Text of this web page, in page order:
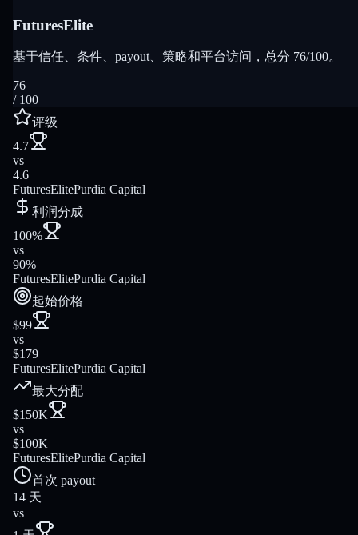
FuturesElite
基于信任、条件、payout、策略和平台访问，总分 76/100。
76
/ 100
评级
4.7
vs
4.6
FuturesElitePurdia Capital
利润分成
100%
vs
90%
FuturesElitePurdia Capital
起始价格
$99
vs
$179
FuturesElitePurdia Capital
最大分配
$150K
vs
$100K
FuturesElitePurdia Capital
首次 payout
14 天
vs